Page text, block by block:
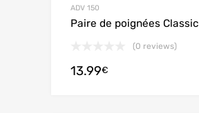
ADV 150
Paire de poignées Classic
(0 reviews)
13.99€